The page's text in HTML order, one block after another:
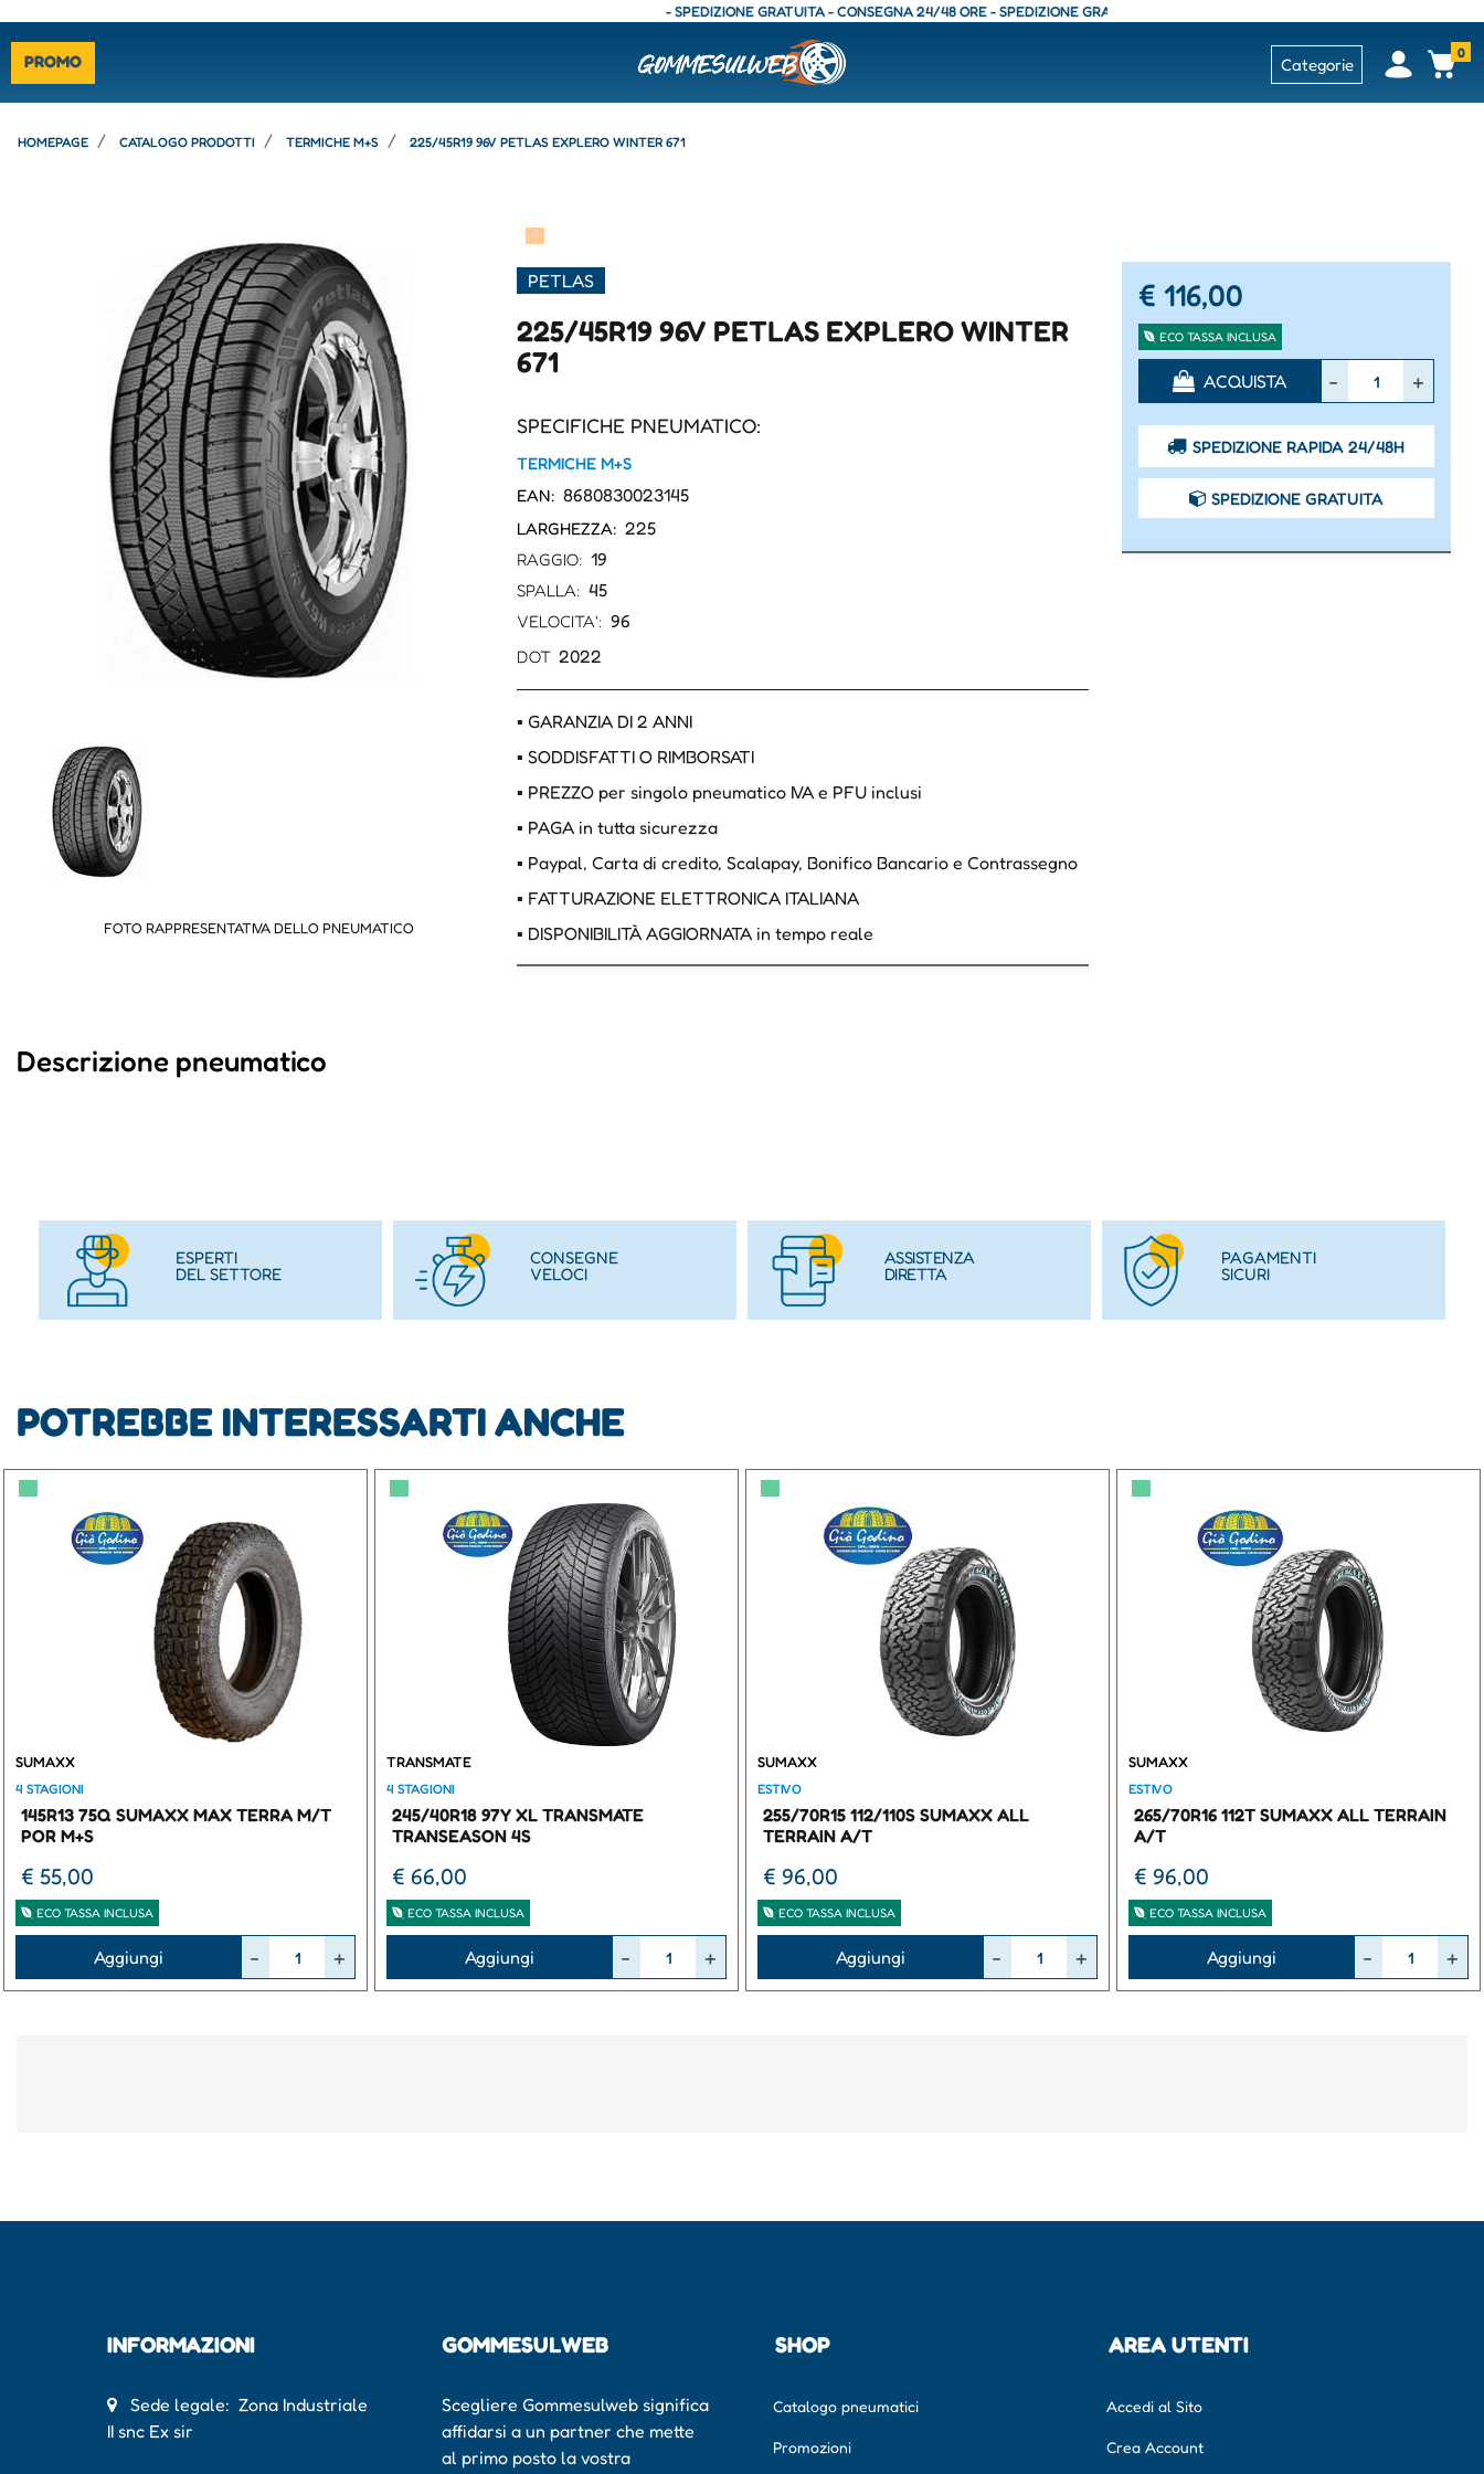
- SPEDIZIONE GRATUITA - CONSEGNA 24/48 ORE - SPEDIZIONE GRATUITA - CONSEGNA 24/48 ORE - SPEDIZIONE GRATUITA -
PROMO Categorie Open0
HOMEPAGE CATALOGO PRODOTTI TERMICHE M+S 225/45R19 96V PETLAS EXPLERO WINTER 671
FOTO RAPPRESENTATIVA DELLO PNEUMATICO
▀
PETLAS
225/45R19 96V PETLAS EXPLERO WINTER
671
SPECIFICHE PNEUMATICO:
TERMICHE M+S
EAN: 8680830023145
LARGHEZZA: 225
RAGGIO: 19
SPALLA: 45
VELOCITA': 96
DOT 2022
▪ GARANZIA DI 2 ANNI
▪ SODDISFATTI O RIMBORSATI
▪ PREZZO per singolo pneumatico IVA e PFU inclusi
▪ PAGA in tutta sicurezza
▪ Paypal, Carta di credito, Scalapay, Bonifico Bancario e Contrassegno
▪ FATTURAZIONE ELETTRONICA ITALIANA
▪ DISPONIBILITÀ AGGIORNATA in tempo reale
€ 116,00
ECO TASSA INCLUSA
QuantitàACQUISTA
SPEDIZIONE RAPIDA 24/48H
SPEDIZIONE GRATUITA
Descrizione pneumatico
ESPERTI
DEL SETTORE
CONSEGNE
VELOCI
ASSISTENZA
DIRETTA
PAGAMENTI
SICURI
POTREBBE INTERESSARTI ANCHE
▀
SUMAXX
4 STAGIONI
145R13 75Q SUMAXX MAX TERRA M/T
POR M+S
€ 55,00
ECO TASSA INCLUSA
Aggiungi
▀
TRANSMATE
4 STAGIONI
245/40R18 97Y XL TRANSMATE
TRANSEASON 4S
€ 66,00
ECO TASSA INCLUSA
Aggiungi
▀
SUMAXX
ESTIVO
255/70R15 112/110S SUMAXX ALL
TERRAIN A/T
€ 96,00
ECO TASSA INCLUSA
Aggiungi
▀
SUMAXX
ESTIVO
265/70R16 112T SUMAXX ALL TERRAIN
A/T
€ 96,00
ECO TASSA INCLUSA
Aggiungi
INFORMAZIONI
Sede legale: Zona Industriale
II snc Ex sir
GOMMESULWEB
Scegliere Gommesulweb significa
affidarsi a un partner che mette
al primo posto la vostra
SHOP
Catalogo pneumatici
Promozioni
AREA UTENTI
Accedi al Sito
Crea Account